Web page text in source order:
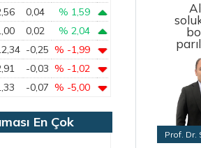
0,04 % 1,59
0,02 % 2,04
-0,25 % -1,99
-0,03 % -1,02
-0,07 % -5,00
En Çok
Prof. Dr.